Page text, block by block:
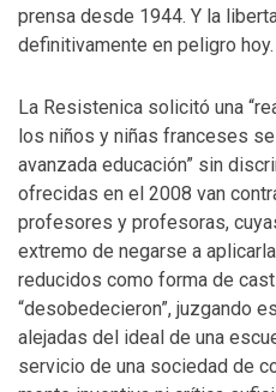
prensa desde 1944. Y la
definitivamente en peligro hoy.
La Resistenica solicitó una
los niños y niñas franceses
avanzada educación” sin
ofrecidas en el 2008 van
profesores y profesoras,
extremo de negarse a
reducidos como forma de
“desobedecieron”, juzgando
alejadas del ideal de una
servicio de una sociedad de